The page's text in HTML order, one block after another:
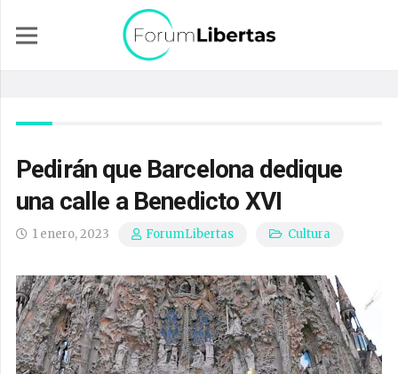
Pedirán que Barcelona dedique
una calle a Benedicto XVI
1 enero, 2023 ForumLibertas Cultura